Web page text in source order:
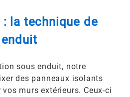
la technique de
enduit
sous enduit, notre
des panneaux isolants
murs extérieurs. Ceux-ci